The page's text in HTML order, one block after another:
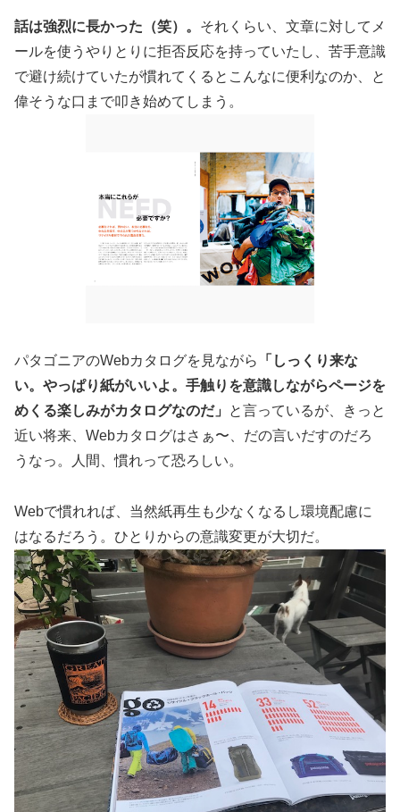
話は強烈に長かった（笑）。 それくらい、文章に対してメ
ールを使うやりとりに拒否反応を持っていたし、苦手意識
で避け続けていたが慣れてくるとこんなに便利なのか、と
偉そうな口まで叩き始めてしまう。
パタゴニアのWebカタログを見ながら
「しっくり来な
い。やっぱり紙がいいよ。手触りを意識しながらページを
めくる楽しみがカタログなのだ」
と言っているが、きっと
近い将来、Webカタログはさぁ〜、だの言いだすのだろ
うなっ。人間、慣れって恐ろしい。
Webで慣れれば、当然紙再生も少なくなるし環境配慮に
はなるだろう。ひとりからの意識変更が大切だ。